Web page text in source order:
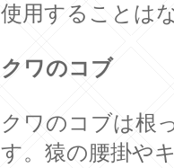
使用することは
クワのコブ
クワのコブは根
す。猿の腰掛や